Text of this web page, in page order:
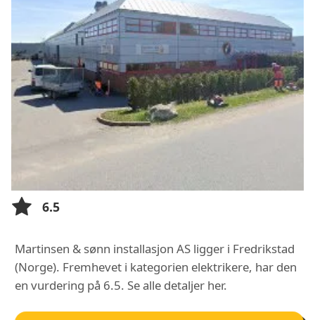
6.5
Martinsen & sønn installasjon AS ligger i Fredrikstad
(Norge). Fremhevet i kategorien elektrikere, har den
en vurdering på 6.5. Se alle detaljer her.